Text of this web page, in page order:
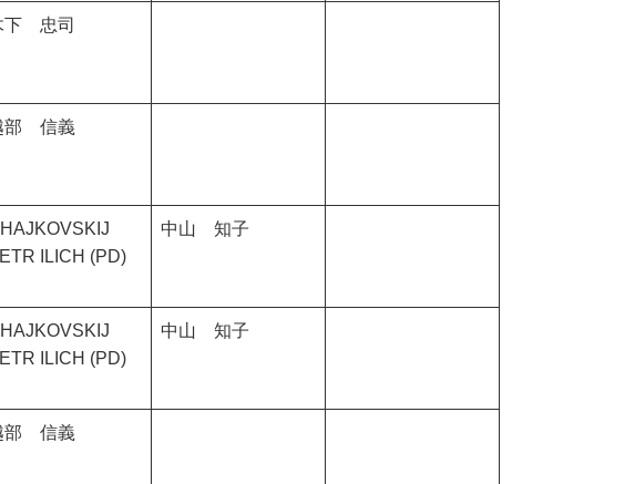
下 忠司
部 信義
ILICH (PD)
中山 知子
ILICH (PD)
中山 知子
部 信義